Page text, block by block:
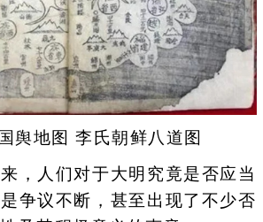
舆地图 李氏朝鲜八道图
人们对于大明究竟是否应当
争议不断，甚至出现了不少否